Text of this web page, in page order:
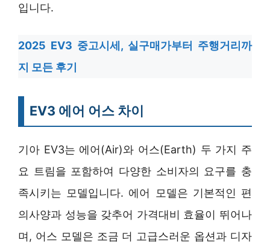
입니다.
2025 EV3 중고시세, 실구매가부터 주행거리까
지 모든 후기
EV3 에어 어스 차이
기아 EV3는 에어(Air)와 어스(Earth) 두 가지 주
요 트림을 포함하여 다양한 소비자의 요구를 충
족시키는 모델입니다. 에어 모델은 기본적인 편
의사양과 성능을 갖추어 가격대비 효율이 뛰어나
며, 어스 모델은 조금 더 고급스러운 옵션과 디자